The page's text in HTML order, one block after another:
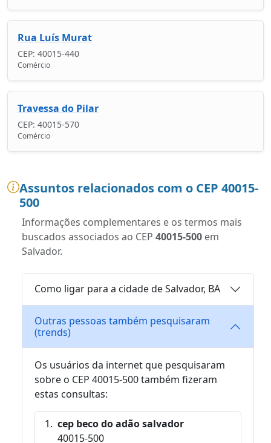
Rua Luís Murat
CEP: 40015-440
Comércio
Travessa do Pilar
CEP: 40015-570
Comércio
Assuntos relacionados com o CEP 40015-
500
Informações complementares e os termos mais
buscados associados ao CEP 40015-500 em
Salvador.
Como ligar para a cidade de Salvador, BA
Outras pessoas também pesquisaram
(trends)
Os usuários da internet que pesquisaram
sobre o CEP 40015-500 também fizeram
estas consultas:
cep beco do adão salvador
40015-500